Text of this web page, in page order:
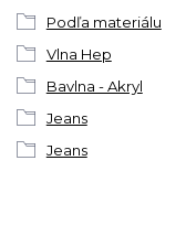
Podľa materiálu
Vlna Hep
Bavlna - Akryl
Jeans
Jeans